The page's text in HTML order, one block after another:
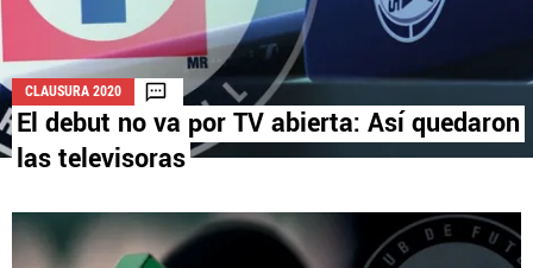
CLAUSURA 2020
El debut no va por TV abierta: Así quedaron
las televisoras